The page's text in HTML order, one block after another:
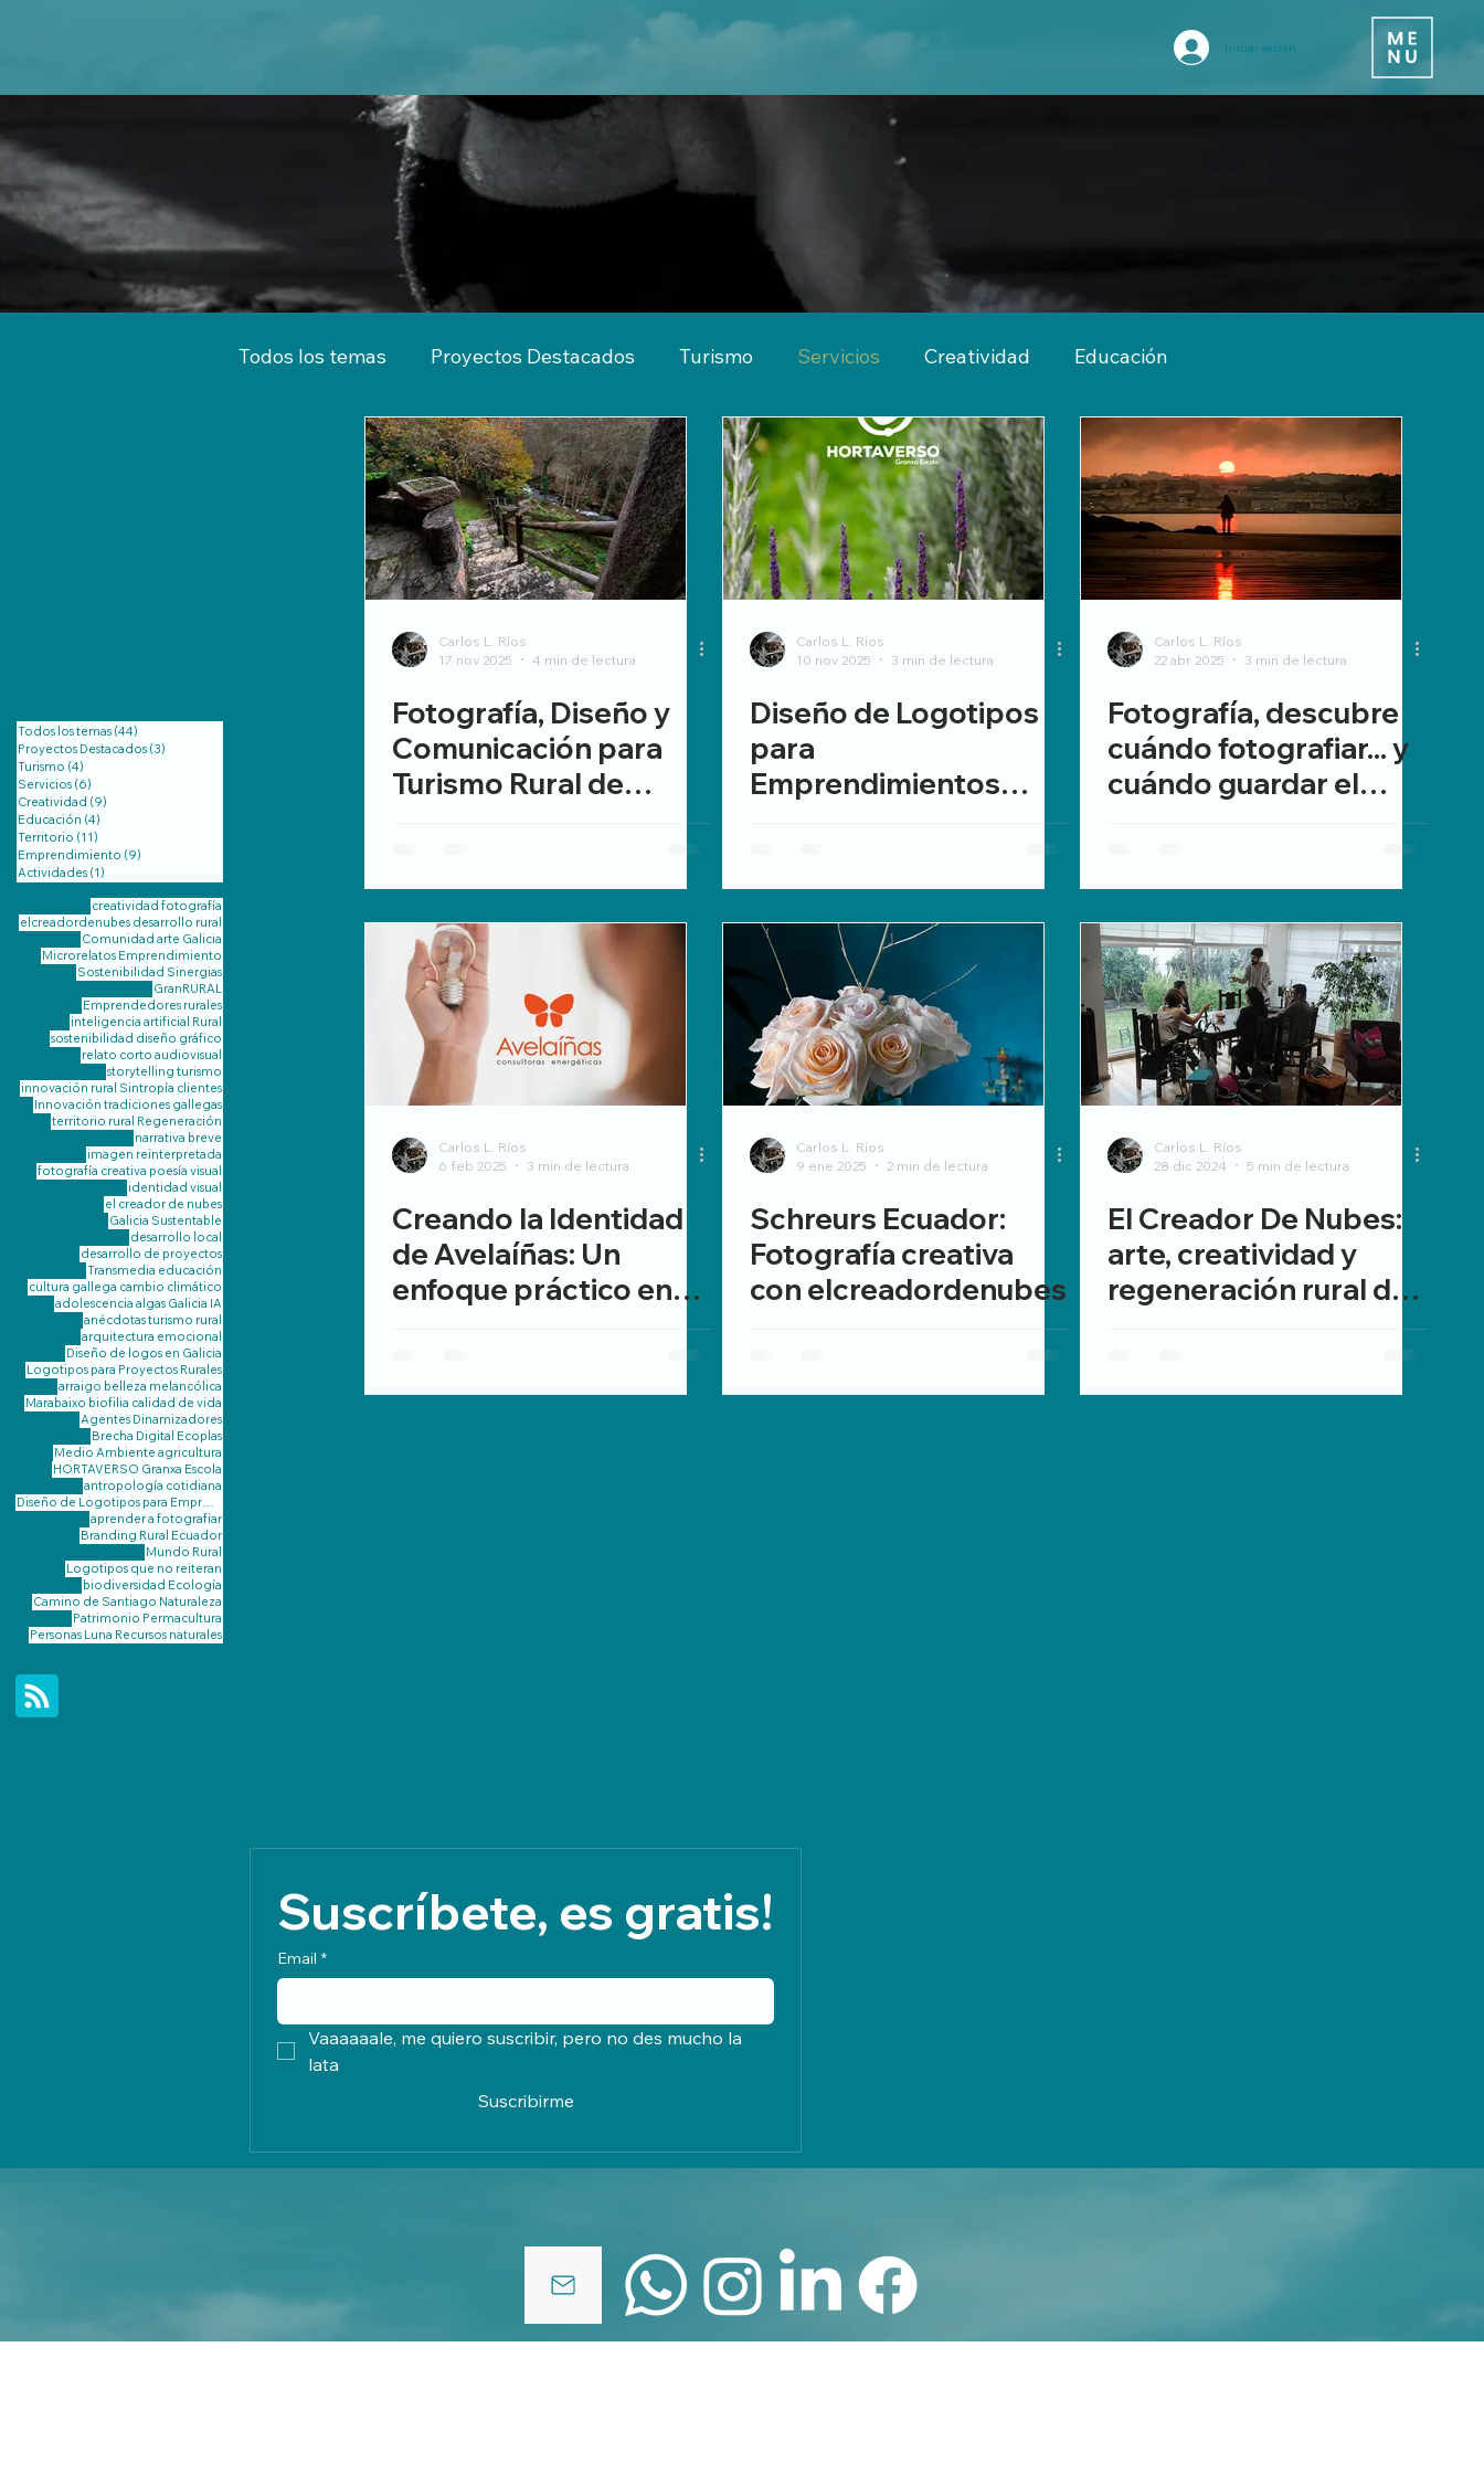
Iniciar sesión
Suscríbete, es gratis!
Email *
Vaaaaaale, me quiero suscribir, pero no des mucho la
lata
Suscribirme
Todos los temas (44)
Proyectos Destacados (3)
Turismo (4)
Servicios (6)
Creatividad (9)
Educación (4)
Territorio (11)
Emprendimiento (9)
Actividades (1)
creatividad fotografía
elcreadordenubes desarrollo rural
Comunidad arte Galicia
Microrelatos Emprendimiento
Sostenibilidad Sinergias
GranRURAL
Emprendedores rurales
inteligencia artificial Rural
sostenibilidad diseño gráfico
relato corto audiovisual
storytelling turismo
innovación rural Sintropía clientes
Innovación tradiciones gallegas
territorio rural Regeneración
narrativa breve
imagen reinterpretada
fotografía creativa poesía visual
identidad visual
el creador de nubes
Galicia Sustentable
desarrollo local
desarrollo de proyectos
Transmedia educación
cultura gallega cambio climático
adolescencia algas Galicia IA
anécdotas turismo rural
arquitectura emocional
Diseño de logos en Galicia
Logotipos para Proyectos Rurales
arraigo belleza melancólica
Marabaixo biofilia calidad de vida
Agentes Dinamizadores
Brecha Digital Ecoplas
Medio Ambiente agricultura
HORTAVERSO Granxa Escola
antropología cotidiana
aprender a fotografiar
Branding Rural Ecuador
Mundo Rural
Logotipos que no reiteran
biodiversidad Ecología
Camino de Santiago Naturaleza
Patrimonio Permacultura
Personas Luna Recursos naturales
Todos los temas Proyectos Destacados Turismo Servicios Creatividad Educación
Territorio Emprendimiento Actividades
Carlos L. Ríos
17 nov 2025
4 min de lectura
Fotografía, Diseño y
Comunicación para
Turismo Rural de
Carlos L. Ríos
10 nov 2025
3 min de lectura
Diseño de Logotipos
para
Emprendimientos
HORTAVERSO Granxa
Escola.
Carlos L. Ríos
22 abr 2025
3 min de lectura
Fotografía, descubre
cuándo fotografiar... y
cuándo guardar el
Carlos L. Ríos
6 feb 2025
3 min de lectura
Creando la Identidad
de Avelaíñas: Un
enfoque práctico en
branding y desarrollo
Carlos L. Ríos
9 ene 2025
2 min de lectura
Schreurs Ecuador:
Fotografía creativa
con elcreadordenubes
Carlos L. Ríos
28 dic 2024
5 min de lectura
El Creador De Nubes:
arte, creatividad y
regeneración rural de